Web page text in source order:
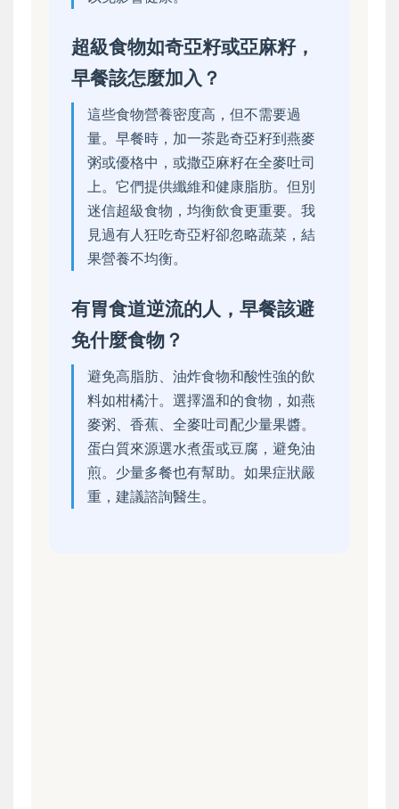
超級食物如奇亞籽或亞麻籽，
早餐該怎麼加入？
這些食物營養密度高，但不需要過
量。早餐時，加一茶匙奇亞籽到燕麥
粥或優格中，或撒亞麻籽在全麥吐司
上。它們提供纖維和健康脂肪。但別
迷信超級食物，均衡飲食更重要。我
見過有人狂吃奇亞籽卻忽略蔬菜，結
果營養不均衡。
有胃食道逆流的人，早餐該避
免什麼食物？
避免高脂肪、油炸食物和酸性強的飲
料如柑橘汁。選擇溫和的食物，如燕
麥粥、香蕉、全麥吐司配少量果醬。
蛋白質來源選水煮蛋或豆腐，避免油
煎。少量多餐也有幫助。如果症狀嚴
重，建議諮詢醫生。